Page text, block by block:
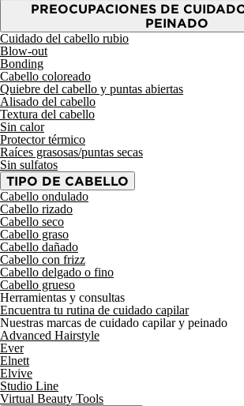
PREOCUPACIONES DE
PEINADO
Cuidado del cabello rubio
Blow-out
Bonding
Cabello coloreado
Quiebre del cabello y puntas abiertas
Alisado del cabello
Textura del cabello
Sin calor
Protector térmico
Raíces grasosas/puntas secas
Sin sulfatos
TIPO DE CABELLO
Cabello ondulado
Cabello rizado
Cabello seco
Cabello graso
Cabello dañado
Cabello con frizz
Cabello delgado o fino
Cabello grueso
Herramientas y consultas
Encuentra tu rutina de cuidado capilar
Nuestras marcas de cuidado capilar y peinado
Advanced Hairstyle
Ever
Elnett
Elvive
Studio Line
Virtual Beauty Tools